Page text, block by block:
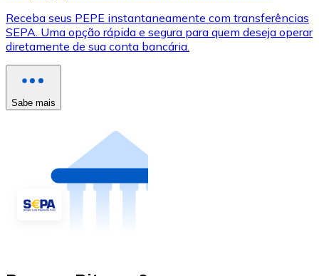
Receba seus PEPE instantaneamente com transferências
SEPA. Uma opção rápida e segura para quem deseja operar
diretamente de sua conta bancária.
Sabe mais